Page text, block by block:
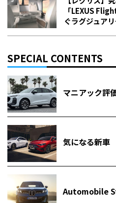
「LEXUS
ぐラグジュア
SPECIAL CONTENTS
マニアック評
気になる新車
Automobile